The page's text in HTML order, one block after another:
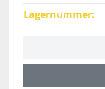
Lagernummer